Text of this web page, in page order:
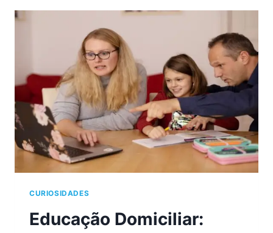
GÊNERO
TEM
FASES
CURIOSIDADES
Educação Domiciliar: